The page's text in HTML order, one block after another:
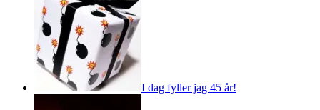
I dag fyller jag 45 år!